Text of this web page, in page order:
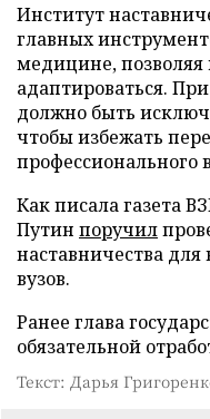
Институт
главных
медицине,
адаптироваться.
должно быть
чтобы избежать
профессионального
Как писала газета
Путин поручил
наставничества
вузов.
Ранее глава
обязательной
Текст: Дарья